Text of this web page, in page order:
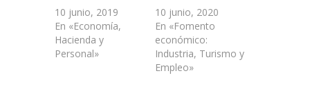
10 junio, 2019
En «Economía,
Hacienda y
Personal»
10 junio, 2020
En «Fomento
económico:
Industria, Turismo y
Empleo»